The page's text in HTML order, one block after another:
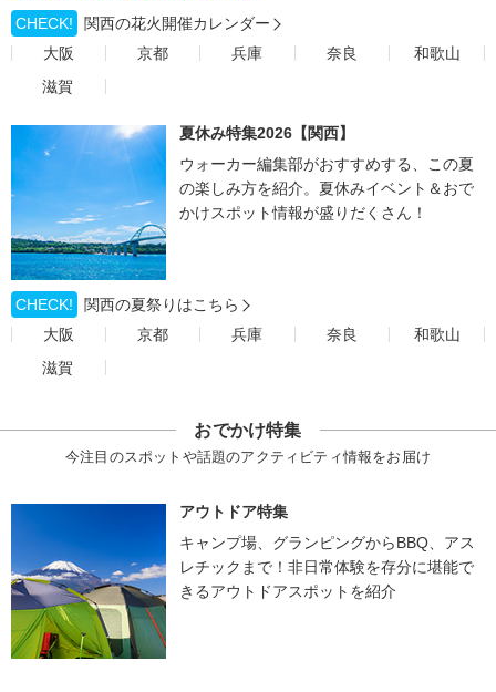
CHECK!
関西の花火開催カレンダー
大阪
京都 兵庫 奈良
和歌山
滋賀
夏休み特集2026【関西】
ウォーカー編集部がおすすめする、この夏
の楽しみ方を紹介。夏休みイベント＆おで
かけスポット情報が盛りだくさん！
CHECK!
関西の夏祭りはこちら
大阪
京都 兵庫 奈良
和歌山
滋賀
おでかけ特集
今注目のスポットや話題のアクティビティ情報をお届け
アウトドア特集
キャンプ場、グランピングからBBQ、アス
レチックまで！非日常体験を存分に堪能で
きるアウトドアスポットを紹介